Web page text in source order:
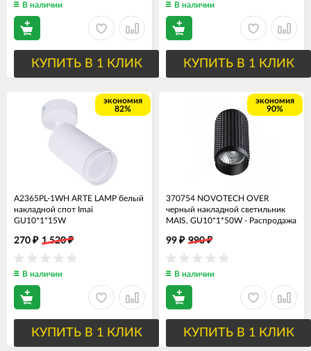
В наличии
КУПИТЬ В 1 КЛИК
В наличии
КУПИТЬ В 1 КЛИК
экономия
82%
A2365PL-1WH ARTE LAMP белый
накладной спот Imai
GU10*1*15W
270 ₽ 1 520₽
В наличии
КУПИТЬ В 1 КЛИК
экономия
90%
370754 NOVOTECH OVER
черный накладной светильник
MAIS, GU10*1*50W - Распродажа
99 ₽ 990₽
В наличии
КУПИТЬ В 1 КЛИК